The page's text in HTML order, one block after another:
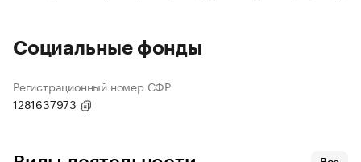
Социальные фонды
Регистрационный номер СФР
1281637973